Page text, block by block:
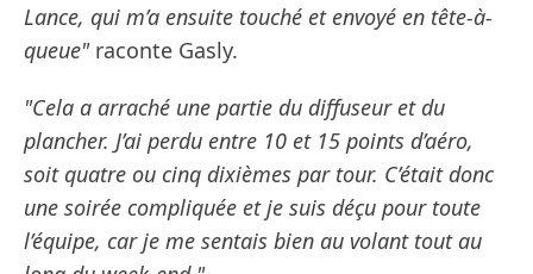
Lance, qui m’a ensuite touché et envoyé en tête-à-
queue" raconte Gasly.
"Cela a arraché une partie du diffuseur et du
plancher. J’ai perdu entre 10 et 15 points d’aéro,
soit quatre ou cinq dixièmes par tour. C’était donc
une soirée compliquée et je suis déçu pour toute
l’équipe, car je me sentais bien au volant tout au